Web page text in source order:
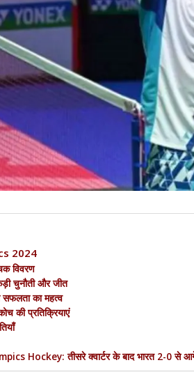
2024
विवरण
चुनौती और जीत
सफलता का महत्व
की प्रतिक्रियाएं
Hockey: तीसरे क्वार्टर के बाद भारत 2-0 से